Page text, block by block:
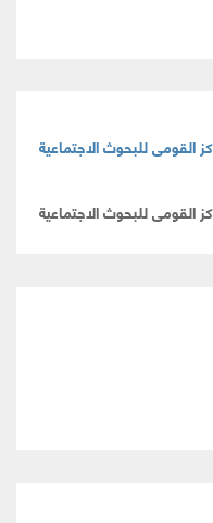
القومى للبحوث الاجتماعية
القومى للبحوث الاجتماعية